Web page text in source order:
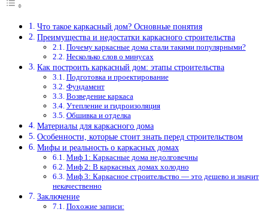
Что такое каркасный дом? Основные понятия
Преимущества и недостатки каркасного строительства
Почему каркасные дома стали такими популярными?
Несколько слов о минусах
Как построить каркасный дом: этапы строительства
Подготовка и проектирование
Фундамент
Возведение каркаса
Утепление и гидроизоляция
Обшивка и отделка
Материалы для каркасного дома
Особенности, которые стоит знать перед строительством
Мифы и реальность о каркасных домах
Миф 1: Каркасные дома недолговечны
Миф 2: В каркасных домах холодно
Миф 3: Каркасное строительство — это дешево и значит
некачественно
Заключение
Похожие записи: